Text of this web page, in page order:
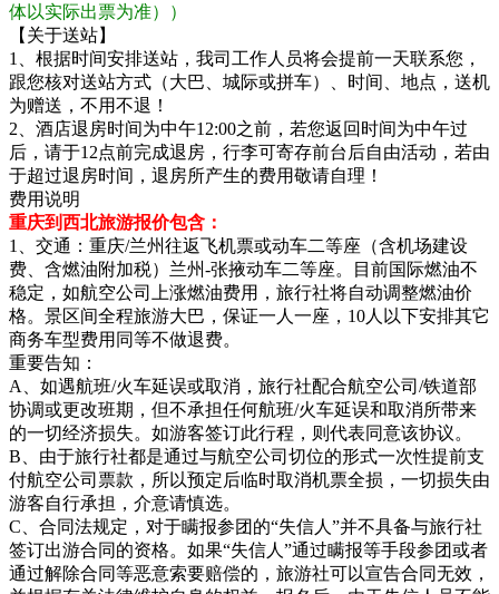
体以实际出票为准））
【关于送站】
1、根据时间安排送站，我司工作人员将会提前一天联系您，
跟您核对送站方式（大巴、城际或拼车）、时间、地点，送机
为赠送，不用不退！
2、酒店退房时间为中午12:00之前，若您返回时间为中午过
后，请于12点前完成退房，行李可寄存前台后自由活动，若由
于超过退房时间，退房所产生的费用敬请自理！
费用说明
重庆到西北旅游报价包含 ：
1、交通：重庆/兰州往返飞机票或动车二等座（含机场建设
费、含燃油附加税）兰州-张掖动车二等座。目前国际燃油不
稳定，如航空公司上涨燃油费用，旅行社将自动调整燃油价
格。景区间全程旅游大巴，保证一人一座，10人以下安排其它
商务车型费用同等不做退费。
重要告知：
A、如遇航班/火车延误或取消，旅行社配合航空公司/铁道部
协调或更改班期，但不承担任何航班/火车延误和取消所带来
的一切经济损失。如游客签订此行程，则代表同意该协议。
B、由于旅行社都是通过与航空公司切位的形式一次性提前支
付航空公司票款，所以预定后临时取消机票全损，一切损失由
游客自行承担，介意请慎选。
C、合同法规定，对于瞒报参团的“失信人”并不具备与旅行社
签订出游合同的资格。如果“失信人”通过瞒报等手段参团或者
通过解除合同等恶意索要赔偿的，旅游社可以宣告合同无效，